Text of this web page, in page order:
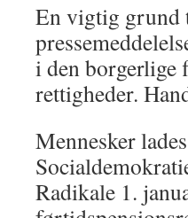
En vigtig grund
i den borgerlige
rettigheder.
Mennesker
Radikale 1.